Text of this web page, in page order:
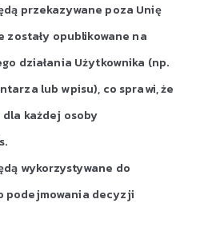
przekazywane poza Unię
zostały opublikowane na
działania Użytkownika (np.
lub wpisu), co sprawi, że
każdej osoby
wykorzystywane do
podejmowania decyzji